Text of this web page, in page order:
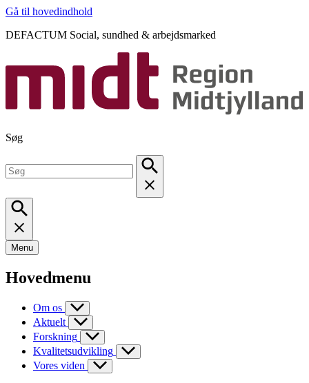
Gå til hovedindhold
DEFACTUM Social, sundhed & arbejdsmarked
Søg
Menu
Hovedmenu
Om os
Aktuelt
Forskning
Kvalitetsudvikling
Vores viden